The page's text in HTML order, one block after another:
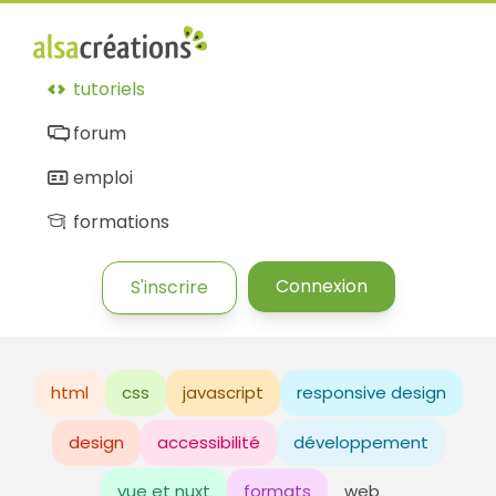
tutoriels
forum
emploi
formations
S'inscrire Connexion
html css javascript responsive design
design accessibilité développement
vue et nuxt formats web